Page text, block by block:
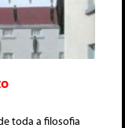
toda a filosofia